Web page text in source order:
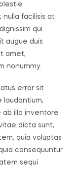
facilisis at
qui
augue duis
amet,
nonummy.
error sit
laudantium,
ab illo inventore
dicta sunt,
quia voluptas
consequuntur
sequi